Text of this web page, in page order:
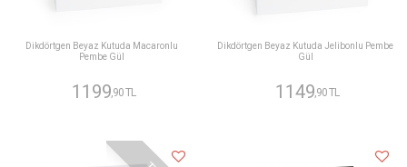
Dikdörtgen Beyaz Kutuda Macaronlu
Pembe Gül
1199 ,90 TL
Dikdörtgen Beyaz Kutuda Jelibonlu Pembe
Gül
1149 ,90 TL